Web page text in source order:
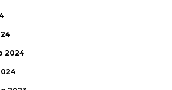
2024